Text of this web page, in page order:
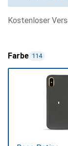
kostenloser
Farbe 114